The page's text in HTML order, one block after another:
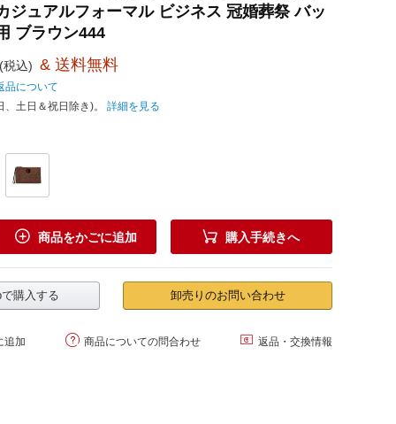
ジュアルフォーマル ビジネス 冠婚葬祭 バッ
ブラウン444
(税込) & 送料無料
品について
土日＆祝日除き)。 詳細を見る
 商品をかごに追加  購入手続きへ
購入する 卸売りのお問い合わせ
追加  商品についての問合わせ  返品・交換情報